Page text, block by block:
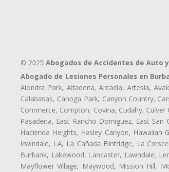
© 2025 Abogados de Accidentes de Auto
Abogado de Lesiones Personales en
Alondra Park, Altadena, Arcadia, Artesia,
Calabasas, Canoga Park, Canyon Country,
Commerce, Compton, Covina, Cudahy,
Pasadena, East Rancho Domiguez, East San
Hacienda Heights, Hasley Canyon,
Irwindale, LA, La Cañada Flintridge, La
Burbank, Lakewood, Lancaster, Lawndale,
Mayflower Village, Maywood, Mission Hill,